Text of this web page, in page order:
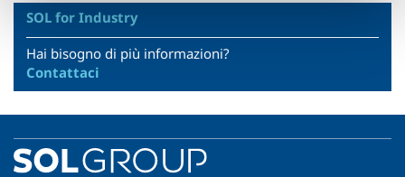
SOL for Industry
Hai bisogno di più informazioni?
Contattaci